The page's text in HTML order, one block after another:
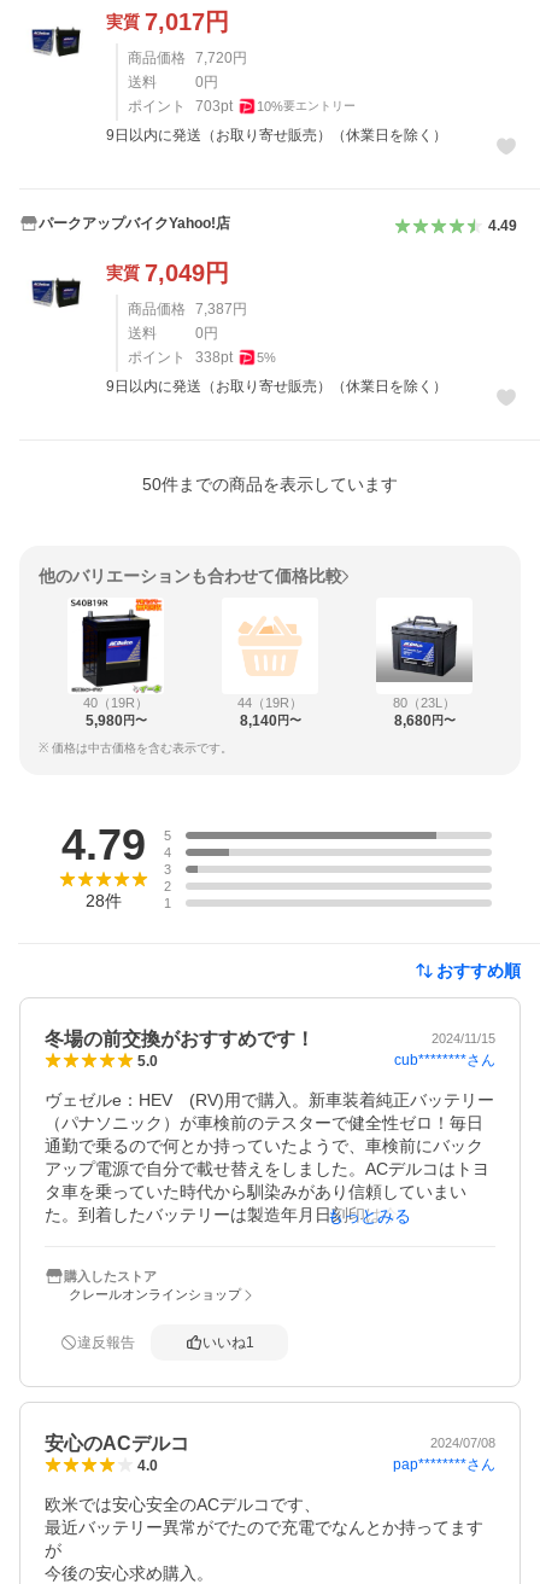
実質 7,017円
商品価格 7,720 円
送料
0 円
ポイント
703pt 10%要エントリー
9日以内に発送（お取り寄せ販売）（休業日を除く）
パークアップバイクYahoo!店 4.49
実質 7,049円
商品価格 7,387 円
送料
0 円
ポイント
338pt 5%
9日以内に発送（お取り寄せ販売）（休業日を除く）
50件までの商品を表示しています
他のバリエーションも合わせて価格比較
40（19R）
5,980円〜
44（19R）
8,140円〜
80（23L）
8,680円〜
※ 価格は中古価格を含む表示です。
4.79
28件
5
4
3
2
1
おすすめ順
冬場の前交換がおすすめです！ 2024/11/15
5.0 cub********さん
ヴェゼルe：HEV　(RV)用で購入。新車装着純正バッテリー
（パナソニック）が車検前のテスターで健全性ゼロ！毎日
通勤で乗るので何とか持っていたようで、車検前にバック
アップ電源で自分で載せ替えをしました。ACデルコはトヨ
タ車を乗っていた時代から馴染みがあり信頼していまい
た。到着したバッテリーは製造年月日刻印は今年の3月製で
た。
す。
ルも多くなるので早めの交換が出来安心しました。
信頼のショップ様と言えます。いい買い物ができました。
もっとみる
購入したストア
クレールオンラインショップ
違反報告 いいね1
安心のACデルコ 2024/07/08
4.0 pap********さん
欧米では安心安全のACデルコです、
最近バッテリー異常がでたので充電でなんとか持ってます
が
今後の安心求め購入。